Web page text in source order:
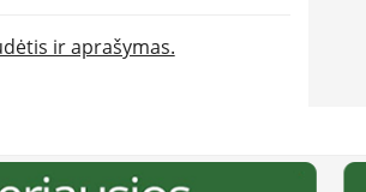
g. 31
ir aprašymas.